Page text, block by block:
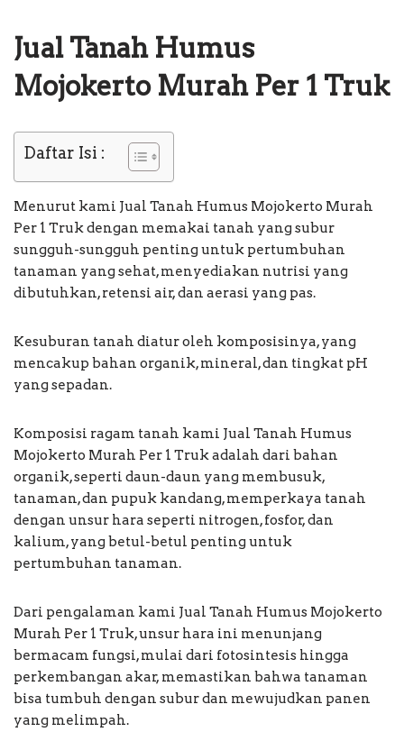
Jual Tanah Humus
Mojokerto Murah Per 1 Truk
Daftar Isi :
Menurut kami Jual Tanah Humus Mojokerto Murah
Per 1 Truk dengan memakai tanah yang subur
sungguh-sungguh penting untuk pertumbuhan
tanaman yang sehat, menyediakan nutrisi yang
dibutuhkan, retensi air, dan aerasi yang pas.
Kesuburan tanah diatur oleh komposisinya, yang
mencakup bahan organik, mineral, dan tingkat pH
yang sepadan.
Komposisi ragam tanah kami Jual Tanah Humus
Mojokerto Murah Per 1 Truk adalah dari bahan
organik, seperti daun-daun yang membusuk,
tanaman, dan pupuk kandang, memperkaya tanah
dengan unsur hara seperti nitrogen, fosfor, dan
kalium, yang betul-betul penting untuk
pertumbuhan tanaman.
Dari pengalaman kami Jual Tanah Humus Mojokerto
Murah Per 1 Truk, unsur hara ini menunjang
bermacam fungsi, mulai dari fotosintesis hingga
perkembangan akar, memastikan bahwa tanaman
bisa tumbuh dengan subur dan mewujudkan panen
yang melimpah.